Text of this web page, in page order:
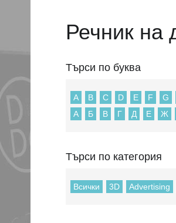
Речник на
Търси по буква
A B C D E F G
А
Б В Г Д Е Ж
Търси по категория
Всички 3D Advertising